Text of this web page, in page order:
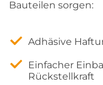
Bauteilen sorgen:
Adhäsive
Einfacher
Rückstellkraft